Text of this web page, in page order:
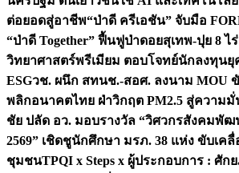
ต่อยอดสู่อาชีพ“ป่าดี ครีเอชัน” จับมือ
“ป่าดี Together” ฟื้นฟูป่าดอยสุเทพ-ปุย 8 ไ
วิทยาศาสตร์พรีเมียม ตอบโจทย์นักลงทุนยุ
ESGวช. ผนึก สทนช.-สอศ. ลงนาม MOU
พลิกอนาคตไทย ฝ่าวิกฤต PM2.5 สู่ความมั่
ชัย ปลัด อว. มอบรางวัล “วิศวกรสังคมพั
2569” เชิดชูนักศึกษา มรภ. 38 แห่ง ขับเ
ชุมชนTPQI x Steps x ผู้ประกอบการ : ศัก